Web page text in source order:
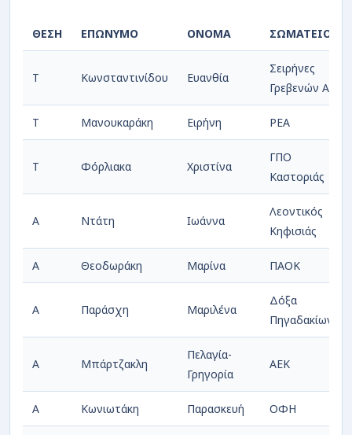
ΘΕΣΗ ΕΠΩΝΥΜΟ ΟΝΟΜΑ ΣΩΜΑΤΕΙΟ
T Κωνσταντινίδου Ευανθία
Σειρήνες
Γρεβενών ΑΣ
T Μανουκαράκη Ειρήνη ΡΕΑ
Τ Φόρλιακα Χριστίνα
ΓΠΟ
Καστοριάς
Α Ντάτη Ιωάννα
Λεοντικός
Κηφισιάς
Α Θεοδωράκη Μαρίνα ΠΑΟΚ
Α Παράσχη Μαριλένα
Δόξα
Πηγαδακίων
Α Μπάρτζακλη
Πελαγία-
Γρηγορία
ΑΕΚ
Α Κωνιωτάκη Παρασκευή ΟΦΗ